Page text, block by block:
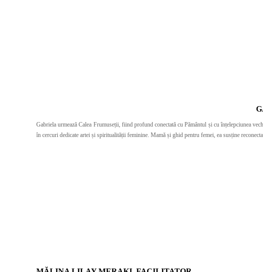
Gabriela urmează Calea Frumuseții, fiind profund conectată cu Pământul și cu înțelepciunea
în cercuri dedicate artei și spiritualității feminine. Mamă și ghid pentru femei, ea susține